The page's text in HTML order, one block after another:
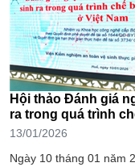
Hội thảo Đánh giá
ra trong quá trình
13/01/2026
Ngày 10 tháng 01 năm